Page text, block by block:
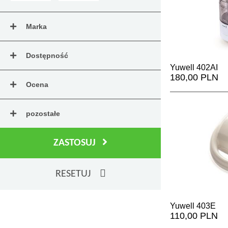
Marka
Dostępność
Ocena
pozostałe
ZASTOSUJ
RESETUJ
cicha
Inhalatory
normami.
Yuwell 402AI
180,00 PLN
Yuwell 403E
110,00 PLN